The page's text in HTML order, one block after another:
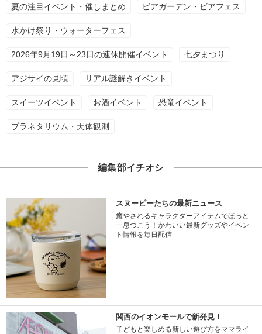
夏の注目イベント・催しまとめ ビアガーデン・ビアフェス
水かけ祭り・ウォーターフェス
2026年9月19日～23日の連休開催イベント 七夕まつり
アジサイの見頃 リアル謎解きイベント
スイーツイベント お酒イベント 恐竜イベント
プラネタリウム・天体観測
編集部イチオシ
スヌーピーたちの最新ニュース
癒やされるキャラクターアイテムでほっと
一息つこう！かわいい最新グッズやイベン
ト情報を毎日配信
関西のイオンモールで新発見！
子どもと楽しめる新しい遊び方をママライ